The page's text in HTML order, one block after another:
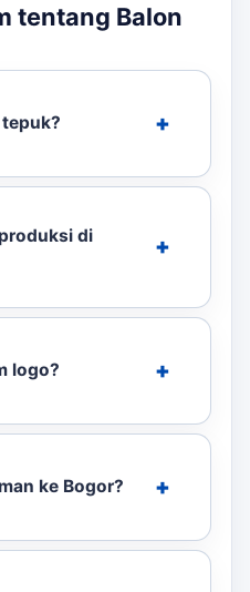
tentang Balon
di
logo?
ke Bogor?